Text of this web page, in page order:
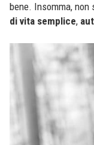
bene. Insomma,
di vita semplice,